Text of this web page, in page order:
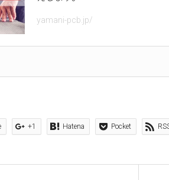
yamani-pcb.jp/
+1 Hatena Pocket